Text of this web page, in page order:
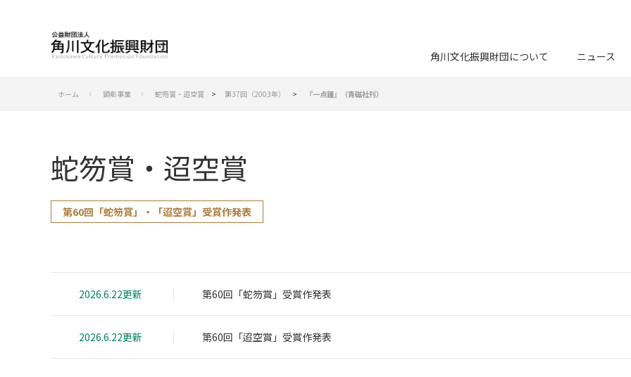
角川文化振興財団について ニュース
ホーム keyboard_arrow_right 顕彰事業 keyboard_arrow_right 蛇笏賞・迢空賞 > 第37回（2003年） > 『一点鐘』（青磁社刊）
蛇笏賞・迢空賞
第60回「蛇笏賞」・「迢空賞」受賞作発表
2026.6.22更新 第60回「蛇笏賞」受賞作発表
2026.6.22更新 第60回「迢空賞」受賞作発表